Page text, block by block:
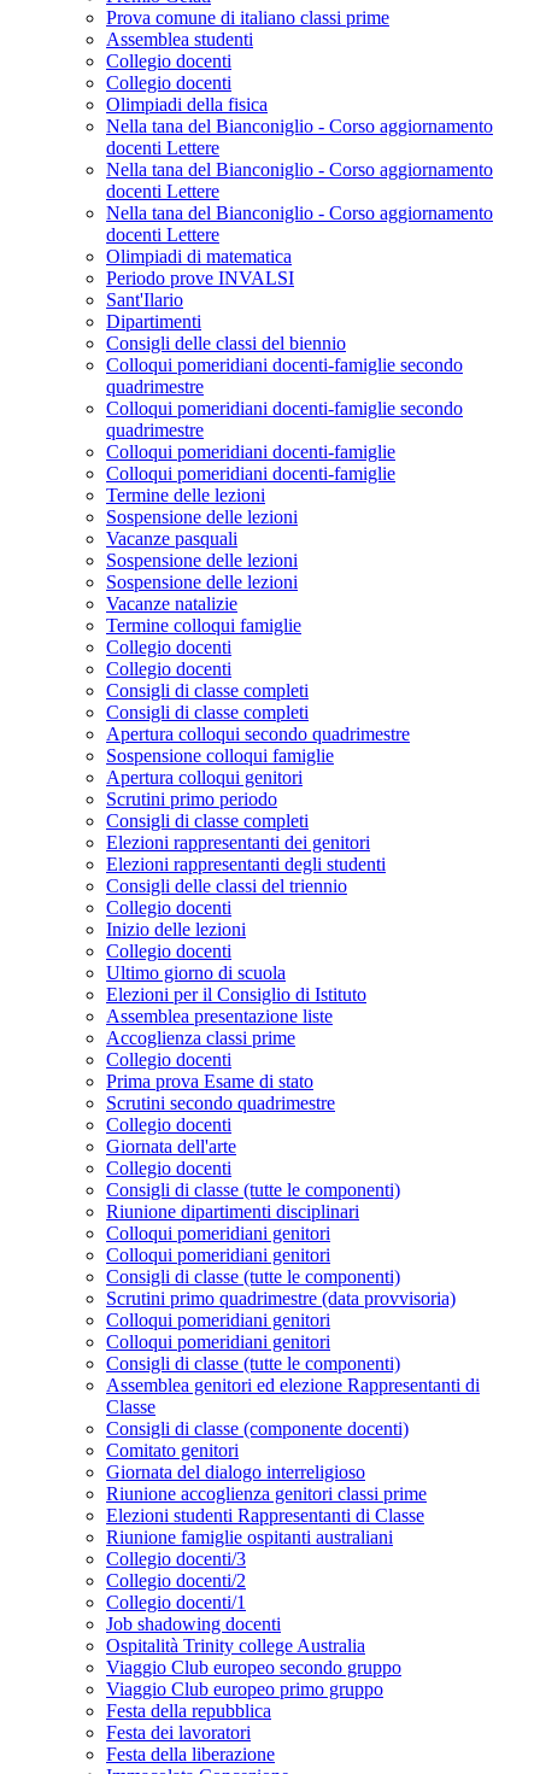
Prova comune di italiano classi prime
Assemblea studenti
Collegio docenti
Collegio docenti
Olimpiadi della fisica
Nella tana del Bianconiglio - Corso aggiornamento
docenti Lettere
Nella tana del Bianconiglio - Corso aggiornamento
docenti Lettere
Nella tana del Bianconiglio - Corso aggiornamento
docenti Lettere
Olimpiadi di matematica
Periodo prove INVALSI
Sant'Ilario
Dipartimenti
Consigli delle classi del biennio
Colloqui pomeridiani docenti-famiglie secondo
quadrimestre
Colloqui pomeridiani docenti-famiglie secondo
quadrimestre
Colloqui pomeridiani docenti-famiglie
Colloqui pomeridiani docenti-famiglie
Termine delle lezioni
Sospensione delle lezioni
Vacanze pasquali
Sospensione delle lezioni
Sospensione delle lezioni
Vacanze natalizie
Termine colloqui famiglie
Collegio docenti
Collegio docenti
Consigli di classe completi
Consigli di classe completi
Apertura colloqui secondo quadrimestre
Sospensione colloqui famiglie
Apertura colloqui genitori
Scrutini primo periodo
Consigli di classe completi
Elezioni rappresentanti dei genitori
Elezioni rappresentanti degli studenti
Consigli delle classi del triennio
Collegio docenti
Inizio delle lezioni
Collegio docenti
Ultimo giorno di scuola
Elezioni per il Consiglio di Istituto
Assemblea presentazione liste
Accoglienza classi prime
Collegio docenti
Prima prova Esame di stato
Scrutini secondo quadrimestre
Collegio docenti
Giornata dell'arte
Collegio docenti
Consigli di classe (tutte le componenti)
Riunione dipartimenti disciplinari
Colloqui pomeridiani genitori
Colloqui pomeridiani genitori
Consigli di classe (tutte le componenti)
Scrutini primo quadrimestre (data provvisoria)
Colloqui pomeridiani genitori
Colloqui pomeridiani genitori
Consigli di classe (tutte le componenti)
Assemblea genitori ed elezione Rappresentanti di
Classe
Consigli di classe (componente docenti)
Comitato genitori
Giornata del dialogo interreligioso
Riunione accoglienza genitori classi prime
Elezioni studenti Rappresentanti di Classe
Riunione famiglie ospitanti australiani
Collegio docenti/3
Collegio docenti/2
Collegio docenti/1
Job shadowing docenti
Ospitalità Trinity college Australia
Viaggio Club europeo secondo gruppo
Viaggio Club europeo primo gruppo
Festa della repubblica
Festa dei lavoratori
Festa della liberazione